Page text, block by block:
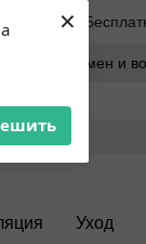
×
Обмен и
Уход